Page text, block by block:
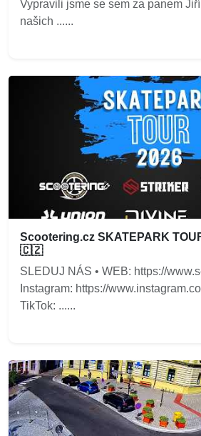
Vypravili jsme se sem za panem
našich ......
Scootering.cz SKATEPARK
🇨🇿
SLEDUJ NÁS • WEB: https://
Instagram: https://
TikTok: ......